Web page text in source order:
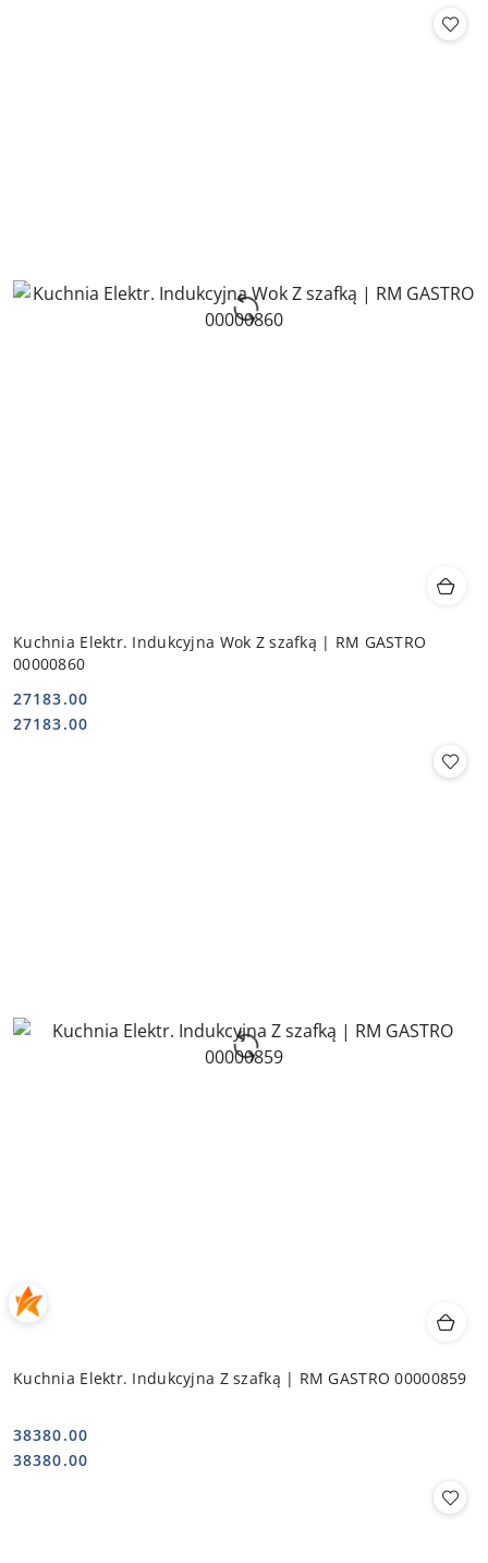
Kuchnia Elektr. Indukcyjna Wok Z szafką | RM GASTRO
00000860
Cena:
27183.00
Cena:
27183.00
Kuchnia Elektr. Indukcyjna Z szafką | RM GASTRO 00000859
Cena:
38380.00
Cena:
38380.00